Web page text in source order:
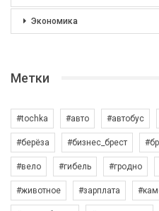
Экономика
Метки
#tochka #авто #автобус
#берёза #бизнес_брест
#вело #гибель #гродно
#животное #зарплата